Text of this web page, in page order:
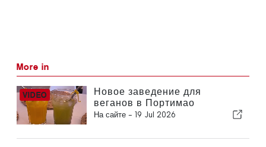
More in
Новое заведение для
веганов в Портимао
На сайте - 19 Jul 2026